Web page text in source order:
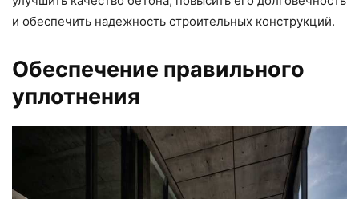
и обеспечить надежность строительных конструкций.
Обеспечение правильного
уплотнения